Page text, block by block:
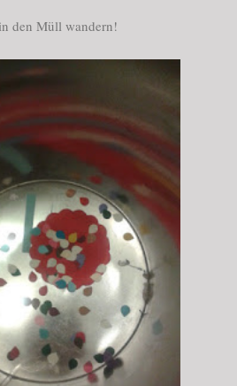
den Müll wandern!